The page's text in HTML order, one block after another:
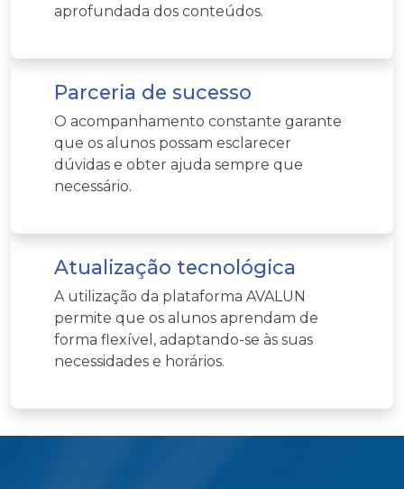
aprofundada dos conteúdos.
Parceria de sucesso
O acompanhamento constante garante
que os alunos possam esclarecer
dúvidas e obter ajuda sempre que
necessário.
Atualização tecnológica
A utilização da plataforma AVALUN
permite que os alunos aprendam de
forma flexível, adaptando-se às suas
necessidades e horários.